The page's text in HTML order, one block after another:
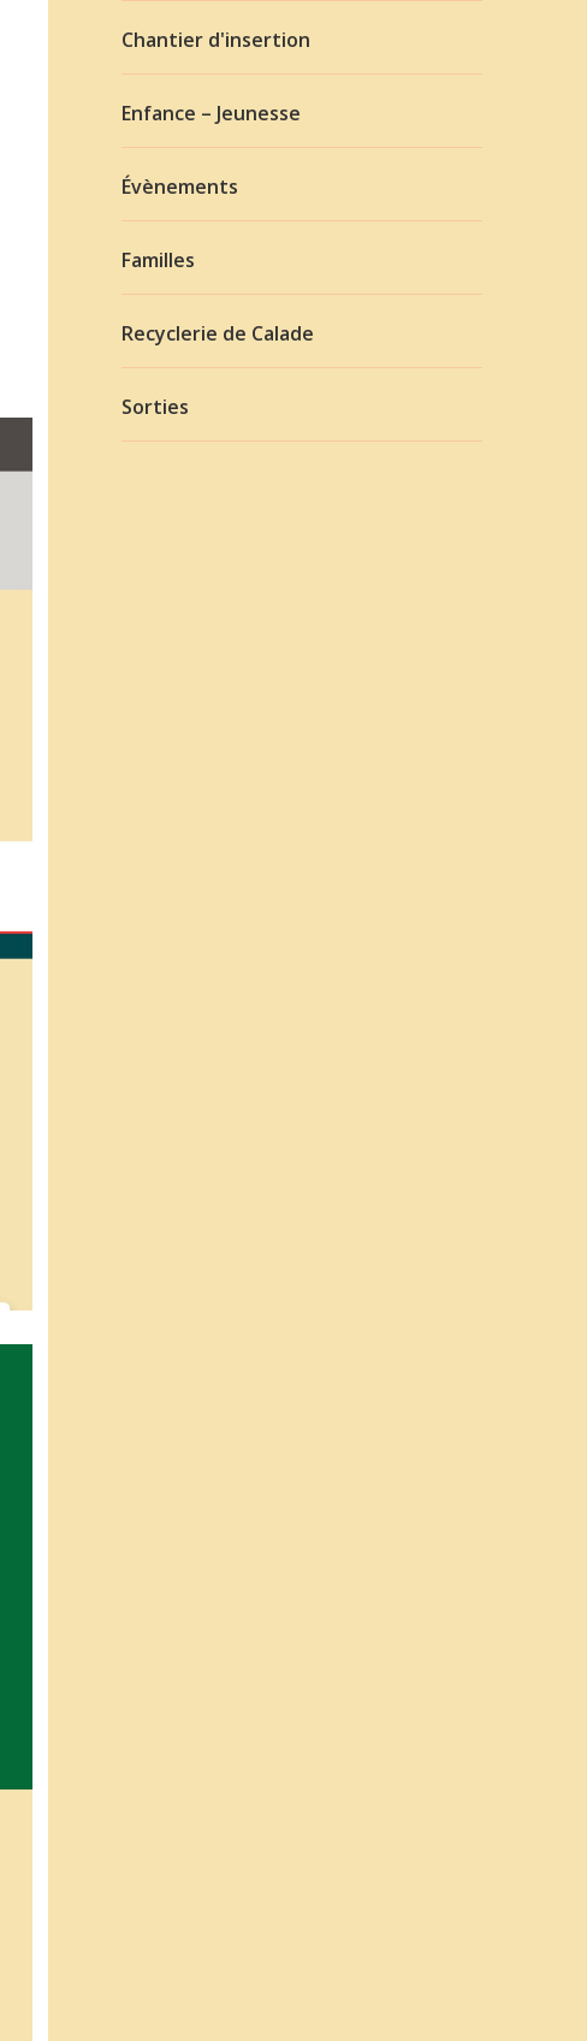
Chantier d'insertion
Enfance – Jeunesse
Évènements
Familles
Recyclerie de Calade
Sorties